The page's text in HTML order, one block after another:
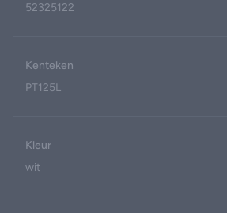
52325122
Kenteken
PT125L
Kleur
wit